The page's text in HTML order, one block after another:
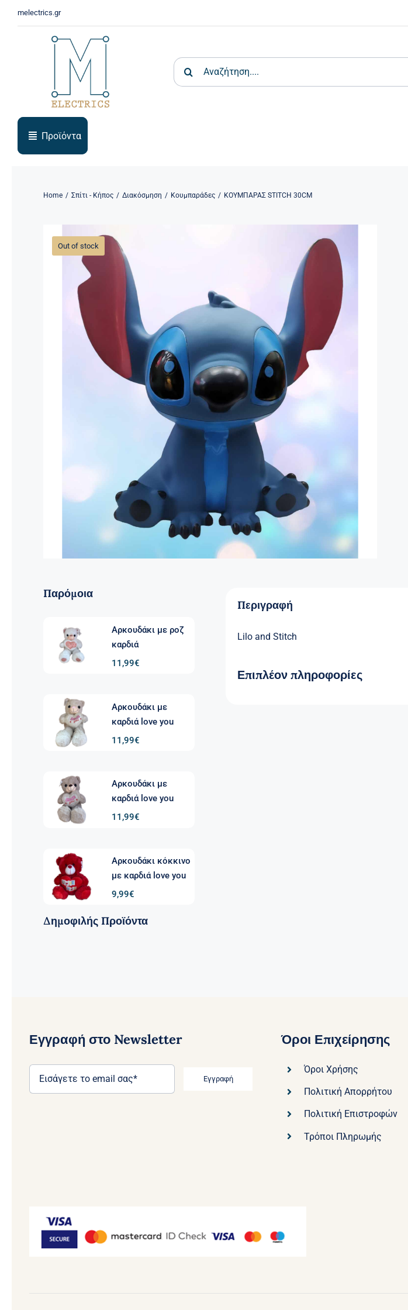
melectrics.gr
Search
for:
Προϊόντα
Home Σπίτι - Κήπος Διακόσμηση Κουμπαράδες ΚΟΥΜΠΑΡΑΣ STITCH 30CM
Out of stock
Παρόμοια
Αρκουδάκι με ροζ
καρδιά
11,99€
Αρκουδάκι με
καρδιά love you
11,99€
Αρκουδάκι με
καρδιά love you
11,99€
Αρκουδάκι κόκκινο
με καρδιά love you
9,99€
Περιγραφή
Lilo and Stitch
Επιπλέον πληροφορίες
Δημοφιλής Προϊόντα
Εγγραφή στο Newsletter
Εγγραφή
Όροι Επιχείρησης
Όροι Χρήσης
Πολιτική Απορρήτου
Πολιτική Επιστροφών
Τρόποι Πληρωμής